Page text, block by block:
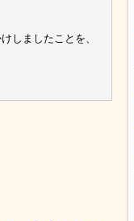
しましたことを、